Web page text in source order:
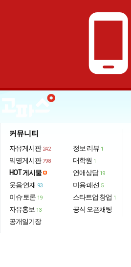
phone_android
커뮤니티
자유게시판 242
익명게시판 798
HOT 게시물
웃음·연재 93
이슈·토론 19
자유홍보 13
공개일기장
정보·리뷰 1
대학원 1
연애상담 19
미용·패션 5
스타트업·창업 1
공식 오픈채팅